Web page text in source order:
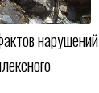
нарушений